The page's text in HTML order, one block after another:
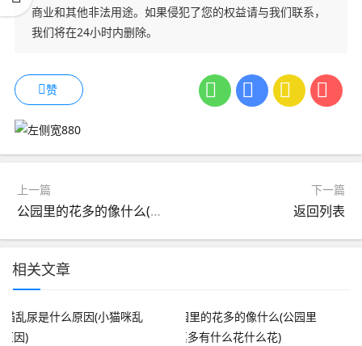
商业和其他非法用途。如果侵犯了您的权益请与我们联系，
我们将在24小时内删除。
赞
上一篇
公园里的花多的像什么(公园里的花真多有什么花什么花)
下一篇
返回列表
相关文章